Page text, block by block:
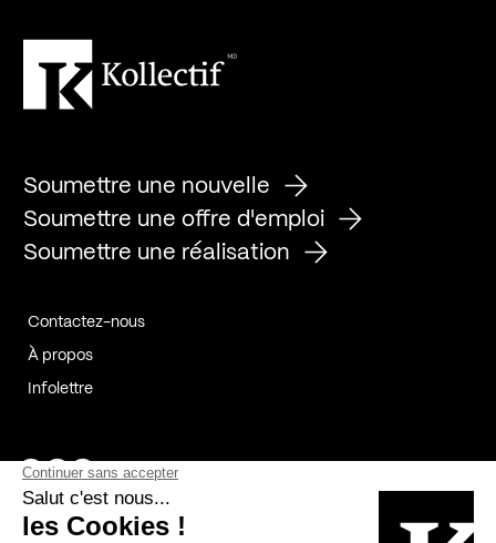
Soumettre une nouvelle
Soumettre une offre d'emploi
Soumettre une réalisation
Contactez-nous
À propos
Infolettre
Page Facebook de Kollectif
Page Instagram de Kollectif
Page Linkedin de Kollectif